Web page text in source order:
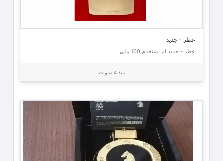
عطر - جديد
عطر - جديد لم يستخدم 100 ملي
منذ 4 سنوات